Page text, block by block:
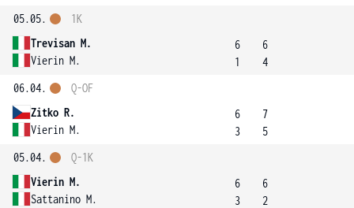
05.05.
Trevisan M.
Vierin M.
1K
6
1
6
4
06.04.
Zitko R.
Vierin M.
Q-OF
6
3
7
5
05.04.
Vierin M.
Sattanino M.
Q-1K
6
3
6
2